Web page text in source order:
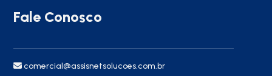
Fale Conosco
comercial@assisnetsolucoes.com.br